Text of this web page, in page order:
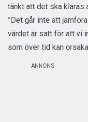
tänkt att det ska klaras
”Det går inte att
värdet är satt för att vi
som över tid kan
ANNONS